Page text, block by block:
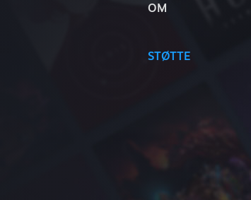
OM
STØTTE